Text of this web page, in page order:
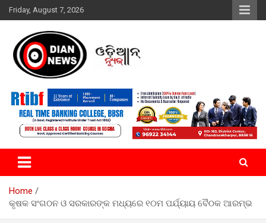
Skip
to
Friday, August 7, 2026
ଓଡିଆନ୍ ନ୍ୟୁଜ
Home
କୃଷକ ସଂଗଠନ ଓ ସରକାରଙ୍କ ମଧ୍ୟରେ ୧୦ମ ପର୍ଯ୍ୟାୟ ବୈଠକ ଆରମ୍ଭ